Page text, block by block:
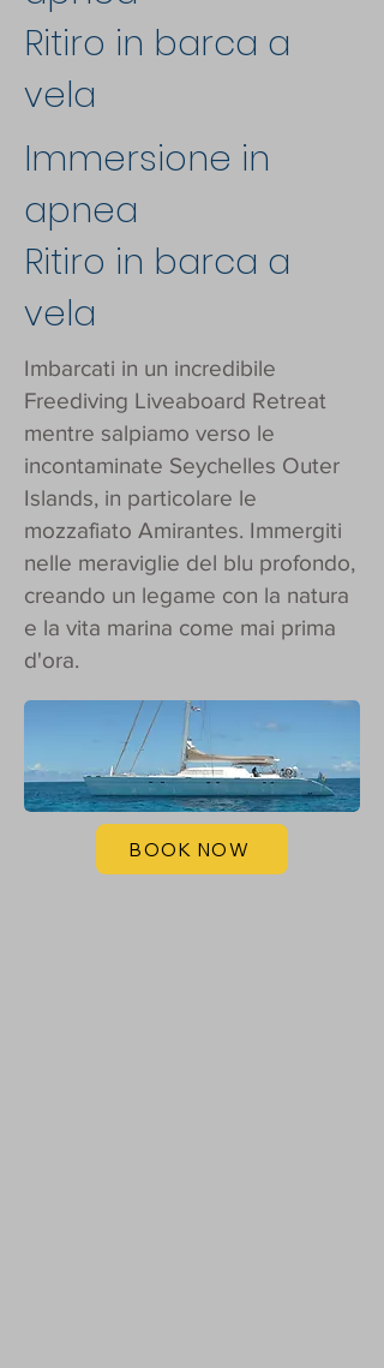
Ritiro in barca a
vela
Immersione in
apnea
Ritiro in barca a
vela
Imbarcati in un incredibile
Freediving Liveaboard Retreat
mentre salpiamo verso le
incontaminate Seychelles Outer
Islands, in particolare le
mozzafiato Amirantes. Immergiti
nelle meraviglie del blu profondo,
creando un legame con la natura
e la vita marina come mai prima
d'ora.
BOOK NOW